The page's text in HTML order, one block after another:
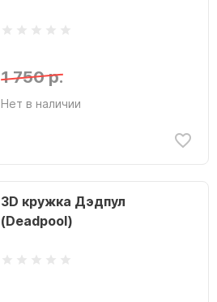
1 750 р.
Нет в наличии
3D кружка Дэдпул
(Deadpool)